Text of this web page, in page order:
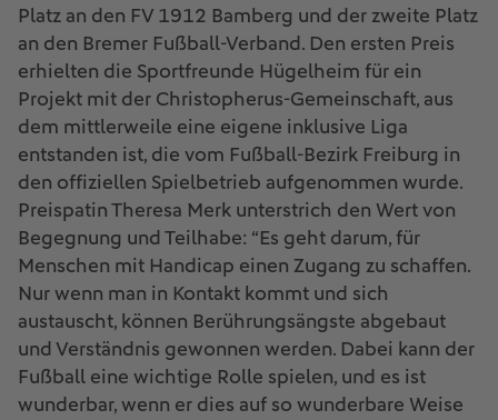
Platz an den FV 1912 Bamberg und der zweite Platz
an den Bremer Fußball-Verband. Den ersten Preis
erhielten die Sportfreunde Hügelheim für ein
Projekt mit der Christopherus-Gemeinschaft, aus
dem mittlerweile eine eigene inklusive Liga
entstanden ist, die vom Fußball-Bezirk Freiburg in
den offiziellen Spielbetrieb aufgenommen wurde.
Preispatin Theresa Merk unterstrich den Wert von
Begegnung und Teilhabe: “Es geht darum, für
Menschen mit Handicap einen Zugang zu schaffen.
Nur wenn man in Kontakt kommt und sich
austauscht, können Berührungsängste abgebaut
und Verständnis gewonnen werden. Dabei kann der
Fußball eine wichtige Rolle spielen, und es ist
wunderbar, wenn er dies auf so wunderbare Weise